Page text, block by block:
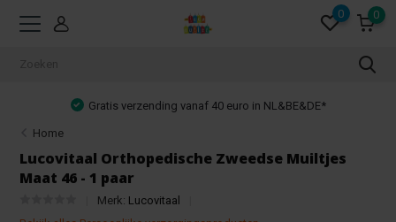
0 0
Gratis verzending vanaf 40 euro in NL&BE&DE*
Home
Lucovitaal Orthopedische Zweedse Muiltjes
Maat 46 - 1 paar
Merk: Lucovitaal